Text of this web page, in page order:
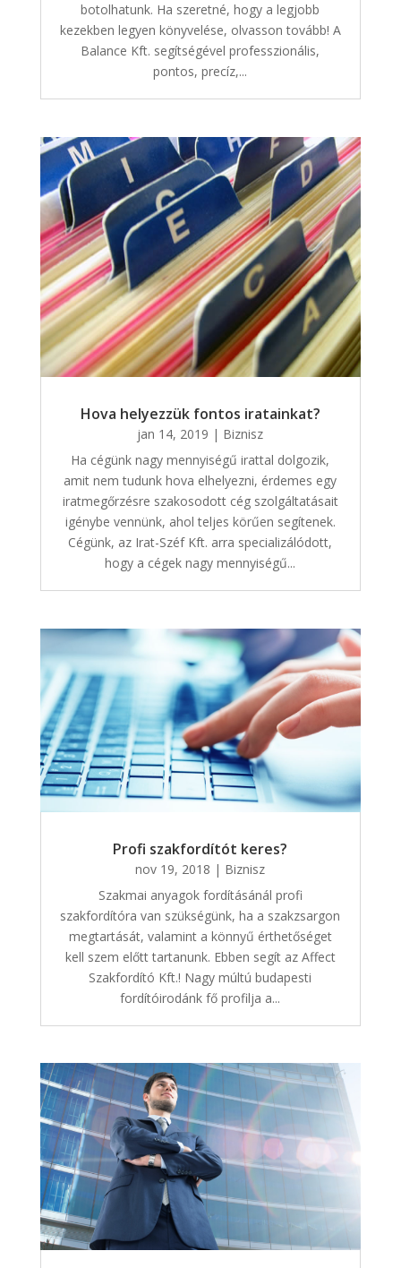
botolhatunk. Ha szeretné, hogy a legjobb
kezekben legyen könyvelése, olvasson tovább! A
Balance Kft. segítségével professzionális,
pontos, precíz,...
Hova helyezzük fontos iratainkat?
jan 14, 2019 | Biznisz
Ha cégünk nagy mennyiségű irattal dolgozik,
amit nem tudunk hova elhelyezni, érdemes egy
iratmegőrzésre szakosodott cég szolgáltatásait
igénybe vennünk, ahol teljes körűen segítenek.
Cégünk, az Irat-Széf Kft. arra specializálódott,
hogy a cégek nagy mennyiségű...
Profi szakfordítót keres?
nov 19, 2018 | Biznisz
Szakmai anyagok fordításánál profi
szakfordítóra van szükségünk, ha a szakzsargon
megtartását, valamint a könnyű érthetőséget
kell szem előtt tartanunk. Ebben segít az Affect
Szakfordító Kft.! Nagy múltú budapesti
fordítóirodánk fő profilja a...